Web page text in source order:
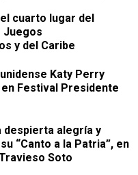
cuarto lugar del
Juegos
y del Caribe
Katy Perry
Festival Presidente
despierta alegría y
“Canto a la Patria”, en
Soto